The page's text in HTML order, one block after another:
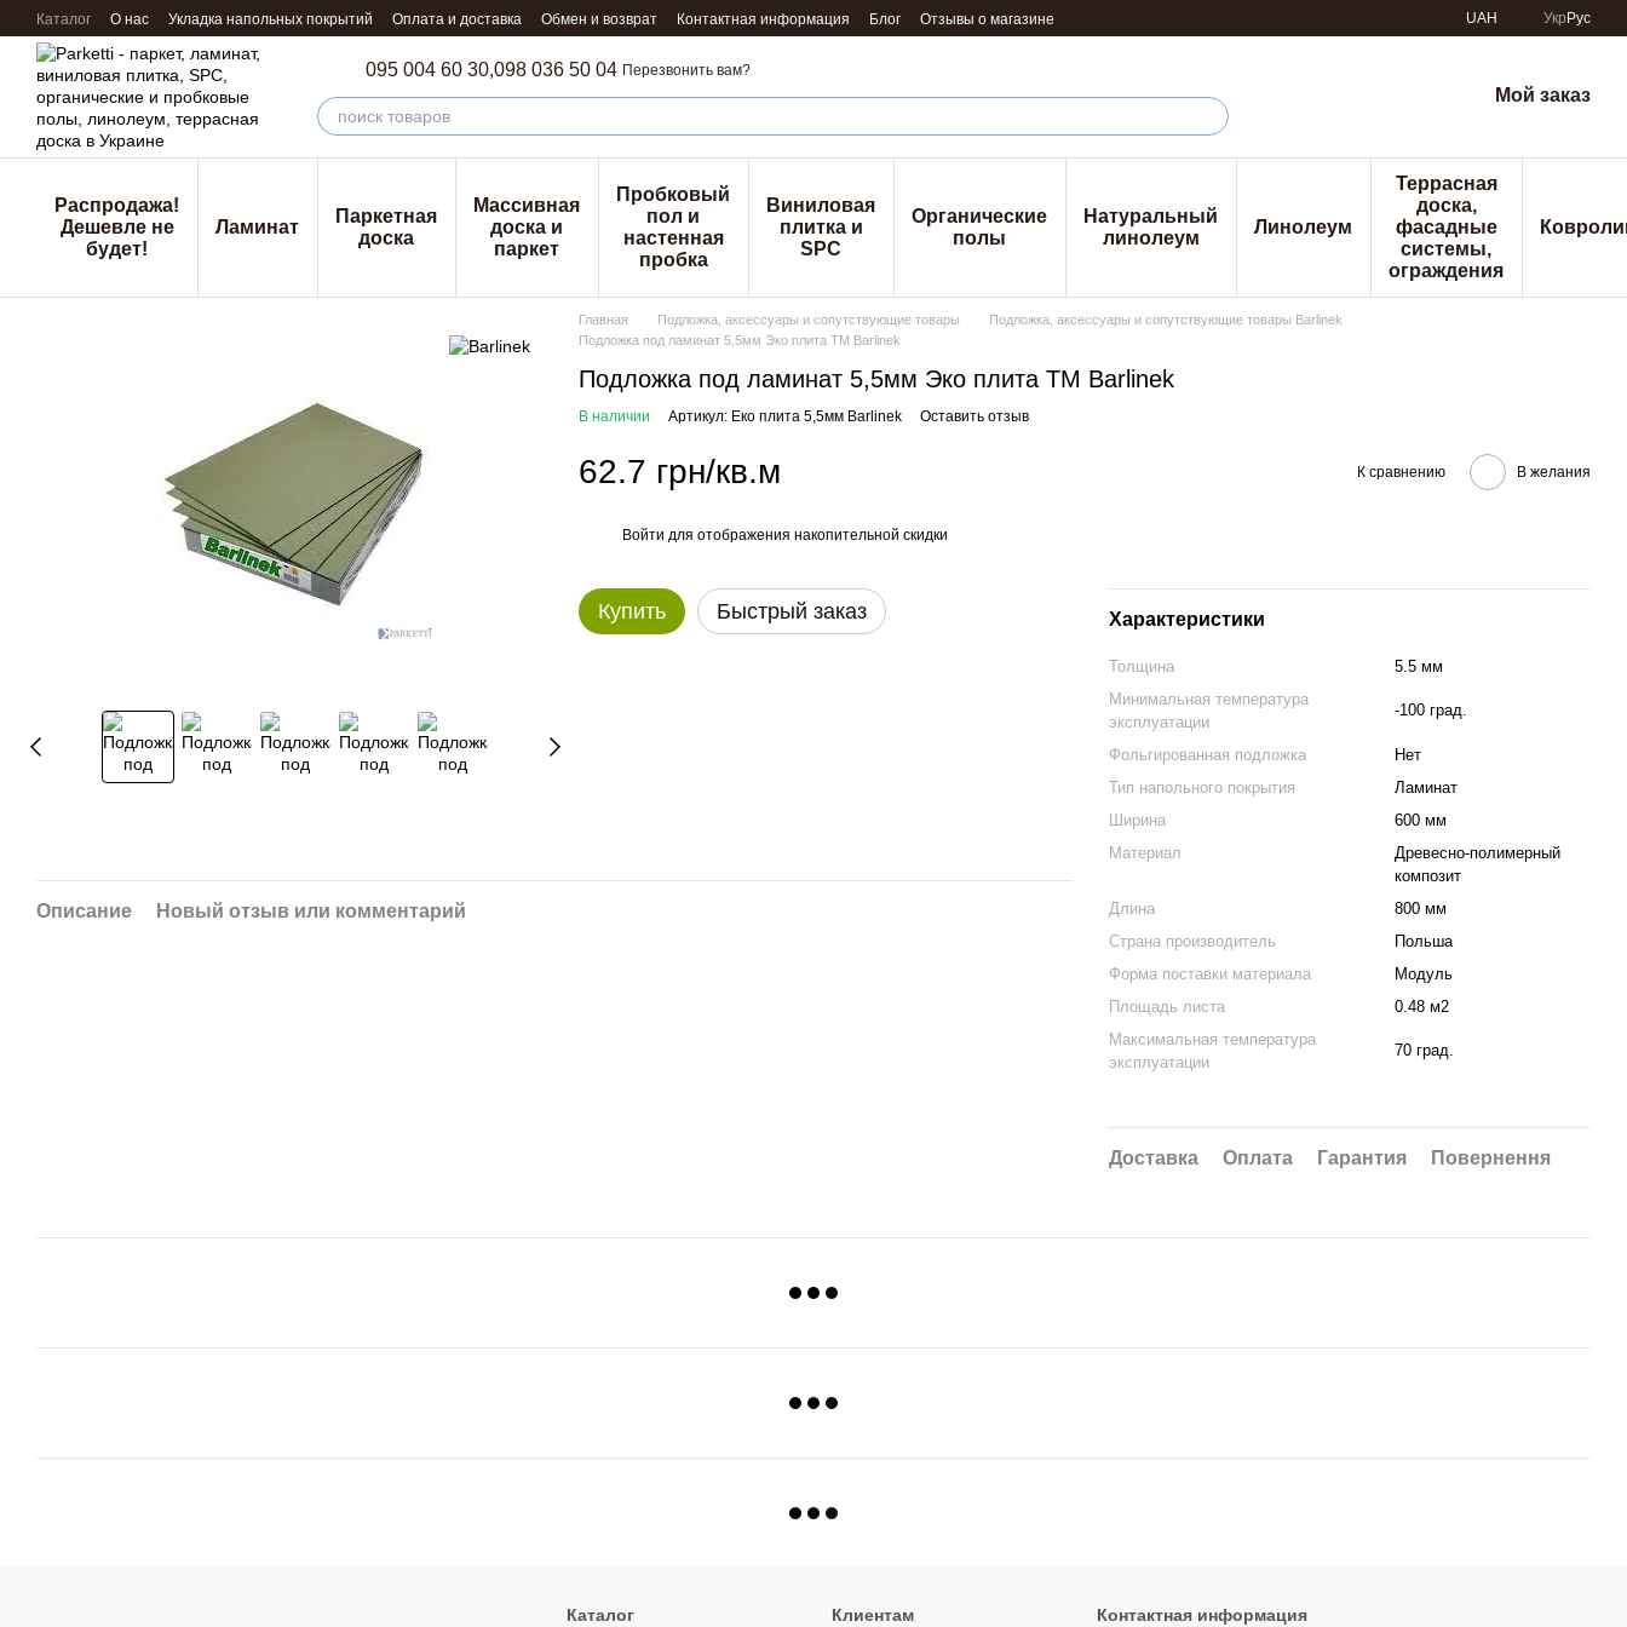
Перейти к основному контенту
Каталог О нас Укладка напольных покрытий Оплата и доставка Обмен и возврат Контактная информация Блог Отзывы о магазине UAH Укр Рус
095 004 60 30,098 036 50 04 Перезвонить вам?
Мой заказ
Распродажа!
Дешевле не
будет!
Ламинат
Паркетная
доска
Массивная
доска и
паркет
Пробковый
пол и
настенная
пробка
Виниловая
плитка и
SPC
Органические
полы
Натуральный
линолеум
Линолеум
Террасная
доска,
фасадные
системы,
ограждения
Главная Подложка, аксессуары и сопутствующие товары
Подложка, аксессуары и сопутствующие товары Barlinek
Подложка под ламинат 5,5мм Эко плита ТМ Barlinek
Подложка под ламинат 5,5мм Эко плита ТМ Barlinek
В наличии Артикул: Еко плита 5,5мм Barlinek Оставить отзыв
62.7 грн/кв.м К сравнению В желания
Войти для отображения накопительной скидки
Купить Быстрый заказ Характеристики
Толщина
5.5 мм
Минимальная температура
эксплуатации
-100 град.
Фольгированная подложка
Нет
Тип напольного покрытия
Ламинат
Ширина
600 мм
Материал
Древесно-полимерный
композит
Длина
800 мм
Страна производитель
Польша
Форма поставки материала
Модуль
Площадь листа
0.48 м2
Максимальная температура
эксплуатации
70 град.
Доставка Оплата Гарантия Повернення
Описание Новый отзыв или комментарий
Каталог Клиентам Контактная информация